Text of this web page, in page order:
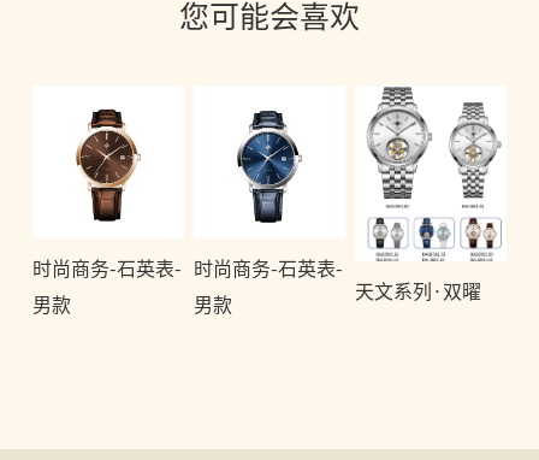
您可能会喜欢
时尚商务-石英表-
男款
时尚商务-石英表-
男款
天文系列·双曜